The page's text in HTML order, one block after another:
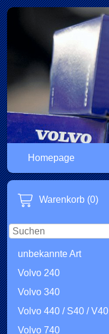
Homepage
Warenkorb (0)
unbekannte Art
Volvo 240
Volvo 340
Volvo 440 / S40 / V40
Volvo 740